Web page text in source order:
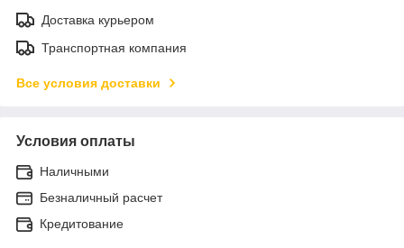
Доставка курьером
Транспортная компания
Все условия доставки
Условия оплаты
Наличными
Безналичный расчет
Кредитование